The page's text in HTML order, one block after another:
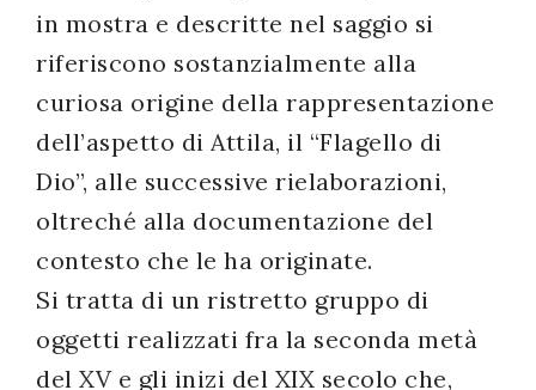
in mostra e descritte nel saggio si
riferiscono sostanzialmente alla
curiosa origine della rappresentazione
dell’aspetto di Attila, il “Flagello di
Dio”, alle successive rielaborazioni,
oltreché alla documentazione del
contesto che le ha originate.
Si tratta di un ristretto gruppo di
oggetti realizzati fra la seconda metà
del XV e gli inizi del XIX secolo che,